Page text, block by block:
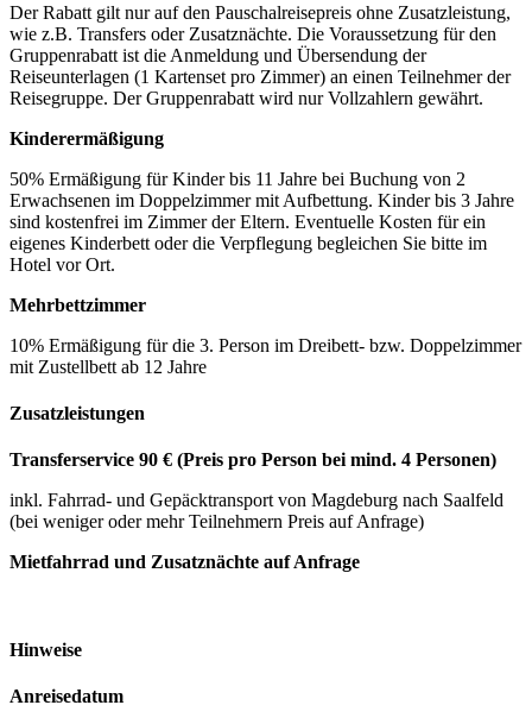
Der Rabatt gilt nur auf den Pauschalreisepreis ohne Zusatzleistung,
wie z.B. Transfers oder Zusatznächte. Die Voraussetzung für den
Gruppenrabatt ist die Anmeldung und Übersendung der
Reiseunterlagen (1 Kartenset pro Zimmer) an einen Teilnehmer der
Reisegruppe. Der Gruppenrabatt wird nur Vollzahlern gewährt.
Kinderermäßigung
50% Ermäßigung für Kinder bis 11 Jahre bei Buchung von 2
Erwachsenen im Doppelzimmer mit Aufbettung. Kinder bis 3 Jahre
sind kostenfrei im Zimmer der Eltern. Eventuelle Kosten für ein
eigenes Kinderbett oder die Verpflegung begleichen Sie bitte im
Hotel vor Ort.
Mehrbettzimmer
10% Ermäßigung für die 3. Person im Dreibett- bzw. Doppelzimmer
mit Zustellbett ab 12 Jahre
Zusatzleistungen
Transferservice 90 € (Preis pro Person bei mind. 4 Personen)
inkl. Fahrrad- und Gepäcktransport von Magdeburg nach Saalfeld
(bei weniger oder mehr Teilnehmern Preis auf Anfrage)
Mietfahrrad und Zusatznächte auf Anfrage
Hinweise
Anreisedatum